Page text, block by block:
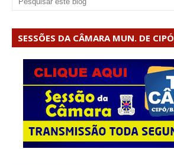
SESSÕES DA CÂMARA MUN. DE CIPÓ